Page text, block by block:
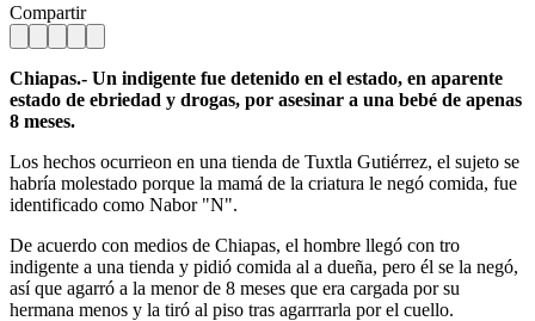
Compartir
Chiapas.- Un indigente fue detenido en el estado, en aparente
estado de ebriedad y drogas, por asesinar a una bebé de apenas
8 meses.
Los hechos ocurrieon en una tienda de Tuxtla Gutiérrez, el sujeto se
habría molestado porque la mamá de la criatura le negó comida, fue
identificado como Nabor "N".
De acuerdo con medios de Chiapas, el hombre llegó con tro
indigente a una tienda y pidió comida al a dueña, pero él se la negó,
así que agarró a la menor de 8 meses que era cargada por su
hermana menos y la tiró al piso tras agarrrarla por el cuello.